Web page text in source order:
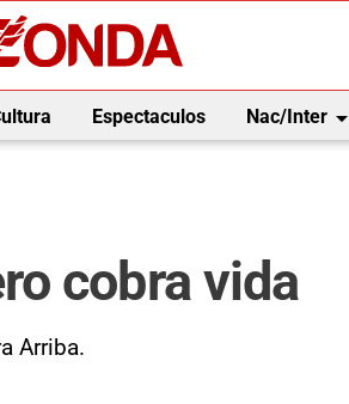
Espectaculos Nac/Inter
cobra vida
Arriba.